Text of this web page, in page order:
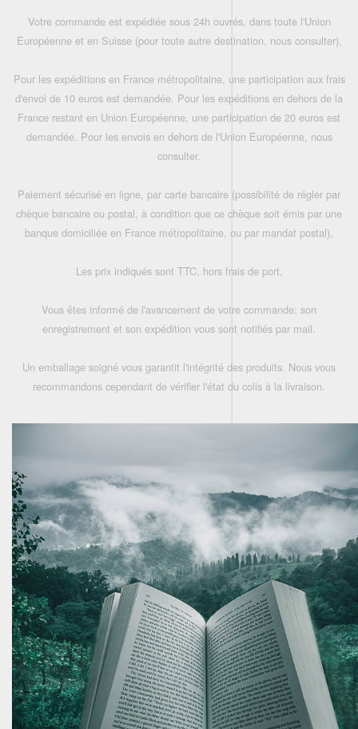
Votre commande est expédiée sous 24h ouvrés, dans toute l'Union
Européenne et en Suisse (pour toute autre destination, nous consulter),
Pour les expéditions en France métropolitaine, une participation aux frais
d'envoi de 10 euros est demandée. Pour les expéditions en dehors de la
France restant en Union Européenne, une participation de 20 euros est
demandée. Pour les envois en dehors de l'Union Européenne, nous
consulter.
Paiement sécurisé en ligne, par carte bancaire (possibilité de régler par
chèque bancaire ou postal, à condition que ce chèque soit émis par une
banque domiciliée en France métropolitaine, ou par mandat postal),
Les prix indiqués sont TTC, hors frais de port,
Vous êtes informé de l'avancement de votre commande: son
enregistrement et son expédition vous sont notifiés par mail.
Un emballage soigné vous garantit l'intégrité des produits. Nous vous
recommandons cependant de vérifier l'état du colis à la livraison.